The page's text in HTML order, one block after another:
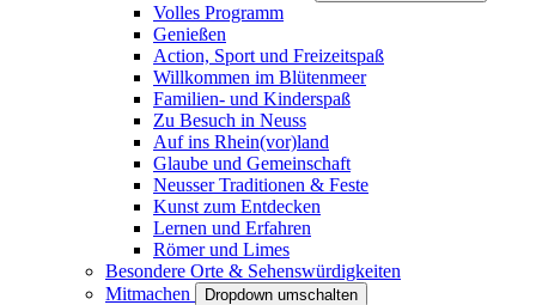
Volles Programm
Genießen
Action, Sport und Freizeitspaß
Willkommen im Blütenmeer
Familien- und Kinderspaß
Zu Besuch in Neuss
Auf ins Rhein(vor)land
Glaube und Gemeinschaft
Neusser Traditionen & Feste
Kunst zum Entdecken
Lernen und Erfahren
Römer und Limes
Besondere Orte & Sehenswürdigkeiten
Mitmachen
Dropdown umschalten